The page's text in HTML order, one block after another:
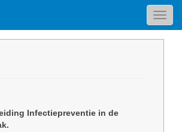
Infectiepreventie in de